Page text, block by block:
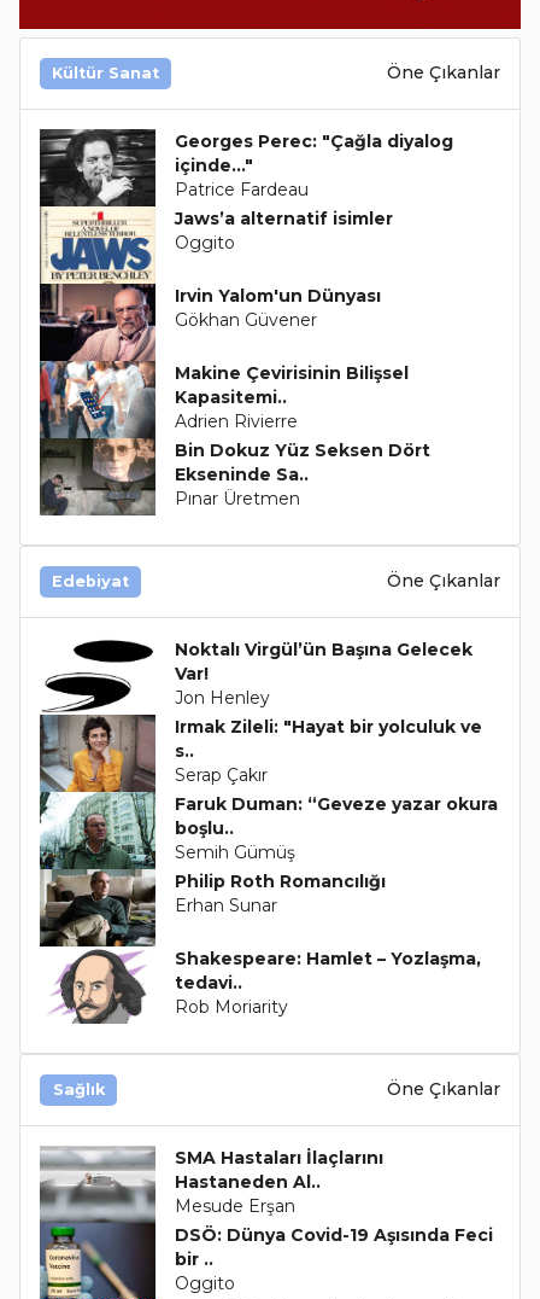
Kültür Sanat Öne Çıkanlar
Georges Perec: "Çağla diyalog
içinde..."
Patrice Fardeau
Jaws’a alternatif isimler
Oggito
Irvin Yalom'un Dünyası
Gökhan Güvener
Makine Çevirisinin Bilişsel
Kapasitemi..
Adrien Rivierre
Bin Dokuz Yüz Seksen Dört
Ekseninde Sa..
Pınar Üretmen
Edebiyat Öne Çıkanlar
Noktalı Virgül’ün Başına Gelecek
Var!
Jon Henley
Irmak Zileli: "Hayat bir yolculuk ve
s..
Serap Çakır
Faruk Duman: “Geveze yazar okura
boşlu..
Semih Gümüş
Philip Roth Romancılığı
Erhan Sunar
Shakespeare: Hamlet – Yozlaşma,
tedavi..
Rob Moriarity
Sağlık Öne Çıkanlar
SMA Hastaları İlaçlarını
Hastaneden Al..
Mesude Erşan
DSÖ: Dünya Covid-19 Aşısında Feci
bir ..
Oggito